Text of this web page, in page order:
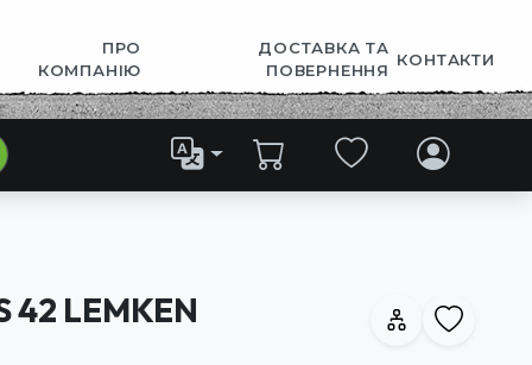
ПРО
КОМПАНІЮ
ДОСТАВКА ТА
ПОВЕРНЕННЯ
КОНТАКТИ
42 LEMKEN